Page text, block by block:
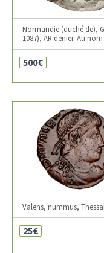
Normandie (duché de),
1087), AR denier. Au
500€
Valens, nummus,
25€